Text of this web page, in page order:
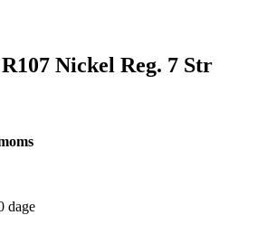
Nickel Reg. 7 Str
dage